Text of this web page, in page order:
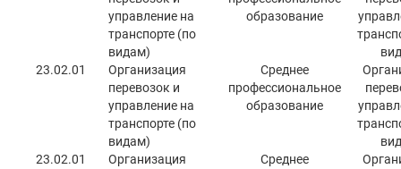
управление на
транспорте (по
видам)
образование
23.02.01
Организация
перевозок и
управление на
транспорте (по
видам)
Среднее
профессиональное
образование
23.02.01
Организация
Среднее